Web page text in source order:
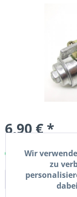
6,90 € *
Sofort
Wir
zu